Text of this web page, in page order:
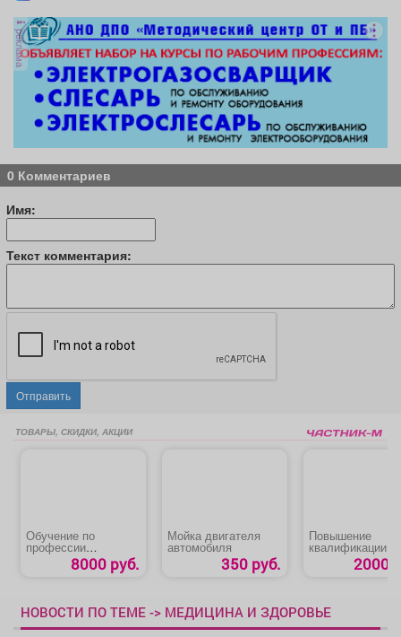
реклама
0 Комментариев
Имя:
Текст комментария:
Отправить
ТОВАРЫ, СКИДКИ, АКЦИИ
Обучение по
профессии
«Машинист (кочегар)
котельной»8000 руб.
Мойка двигателя
автомобиля
350 руб.
Повышение
квалификации
программам ГО
2000
НОВОСТИ ПО ТЕМЕ -> МЕДИЦИНА И ЗДОРОВЬЕ